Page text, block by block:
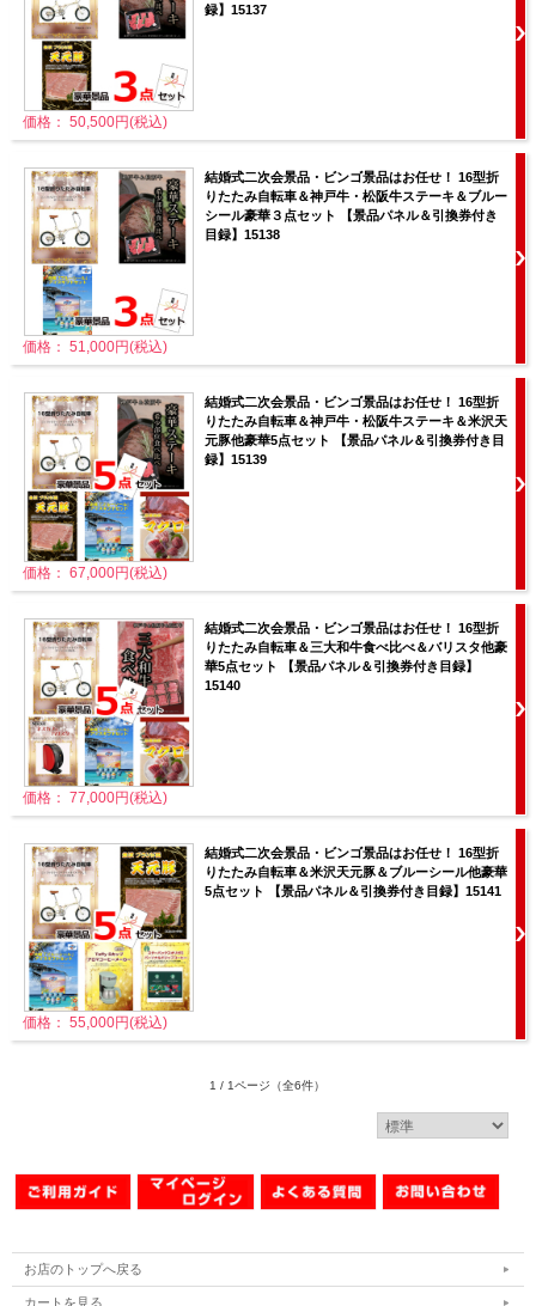
録】15137
価格： 50,500円(税込)
結婚式二次会景品・ビンゴ景品はお任せ！ 16型折
りたたみ自転車＆神戸牛・松阪牛ステーキ＆ブルー
シール豪華３点セット 【景品パネル＆引換券付き
目録】15138
価格： 51,000円(税込)
結婚式二次会景品・ビンゴ景品はお任せ！ 16型折
りたたみ自転車＆神戸牛・松阪牛ステーキ＆米沢天
元豚他豪華5点セット 【景品パネル＆引換券付き目
録】15139
価格： 67,000円(税込)
結婚式二次会景品・ビンゴ景品はお任せ！ 16型折
りたたみ自転車＆三大和牛食べ比べ＆バリスタ他豪
華5点セット 【景品パネル＆引換券付き目録】
15140
価格： 77,000円(税込)
結婚式二次会景品・ビンゴ景品はお任せ！ 16型折
りたたみ自転車＆米沢天元豚＆ブルーシール他豪華
5点セット 【景品パネル＆引換券付き目録】15141
価格： 55,000円(税込)
1 / 1ページ （全6件）
お店のトップへ戻る
カートを見る